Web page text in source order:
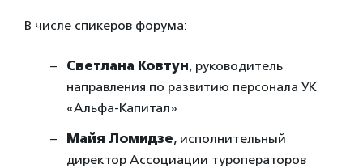
В числе спикеров форума:
Светлана Ковтун, руководитель
направления по развитию персонала УК
«Альфа-Капитал»
Майя Ломидзе, исполнительный
директор Ассоциации туроператоров